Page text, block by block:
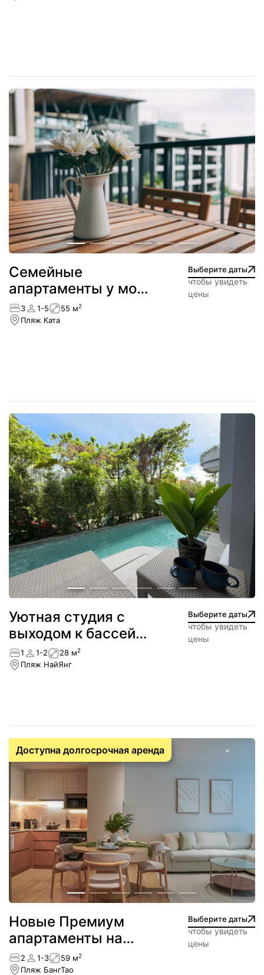
Семейные
апартаменты у моря
— пляж Ката
Выберите даты
чтобы увидеть
цены
3 1-5 55 м2
Пляж Ката
Уютная студия с
выходом к бассейну
— NEW!
Выберите даты
чтобы увидеть
цены
1 1-2 28 м2
Пляж НайЯнг
Новые Премиум
апартаменты на
первой линии
Выберите даты
чтобы увидеть
цены
2 1-3 59 м2
Пляж БангТао
Доступна долгосрочная аренда